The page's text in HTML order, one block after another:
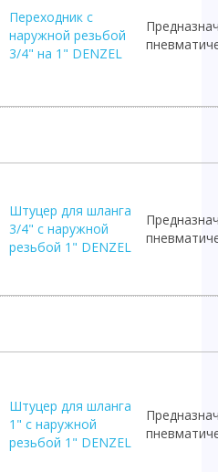
Переходник с
наружной резьбой
3/4" на 1" DENZEL
Штуцер для шланга
3/4" с наружной
резьбой 1" DENZEL
Штуцер для шланга
1" с наружной
резьбой 1" DENZEL